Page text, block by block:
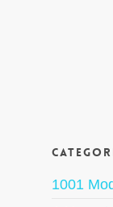
1001